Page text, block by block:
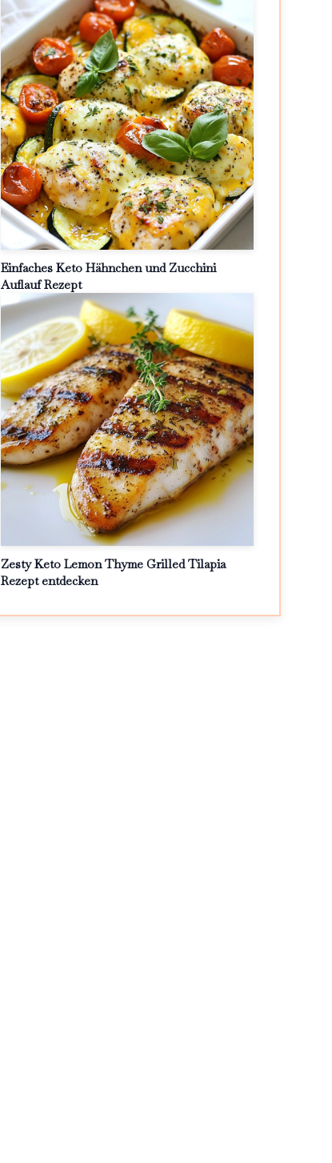
Einfaches Keto Hähnchen und Zucchini
Auflauf Rezept
Zesty Keto Lemon Thyme Grilled Tilapia
Rezept entdecken